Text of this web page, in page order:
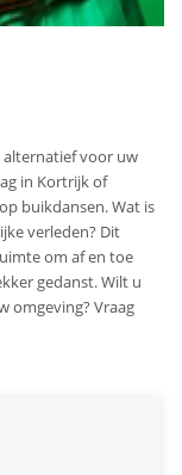
alternatief voor uw
in Kortrijk of
buikdansen. Wat is
verleden? Dit
om af en toe
gedanst.Wilt u
omgeving? Vraag